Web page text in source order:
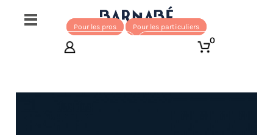
Pour les pros Pour les particuliers
0